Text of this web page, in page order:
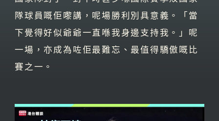
隊球員嘅佢嚟講，呢場勝利別具意義。「當
下覺得好似爺爺一直喺我身邊支持我。」呢
一場，亦成為咗佢最難忘、最值得驕傲嘅比
賽之一。